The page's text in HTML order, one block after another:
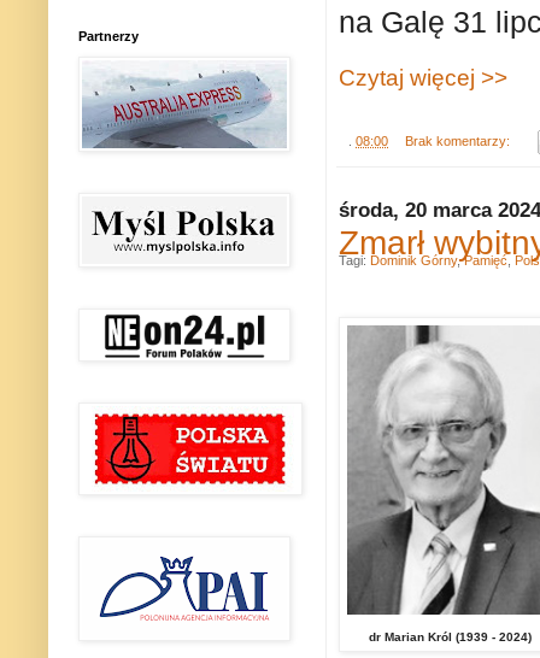
na Galę 31
Czytaj więcej >>
08:00 Brak komentarzy:
środa, 20 marca 2024
Zmarł
dr Marian Król (1939 - 2024)
Tagi: Dominik Górny,Pamięć
Partnerzy